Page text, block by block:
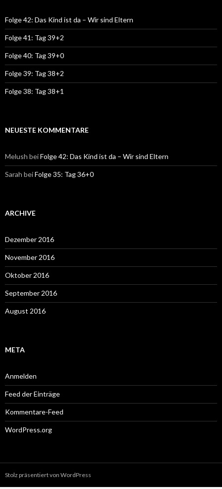
Folge 42: Das Kind ist da – Wir sind Eltern
Folge 41: Tag 39+2
Folge 40: Tag 39+0
Folge 39: Tag 38+2
Folge 38: Tag 38+1
NEUESTE KOMMENTARE
Melush beiFolge 42: Das Kind ist da – Wir sind Eltern
Sarah beiFolge 35: Tag 36+0
ARCHIVE
Dezember 2016
November 2016
Oktober 2016
September 2016
August 2016
META
Anmelden
Feed der Einträge
Kommentare-Feed
WordPress.org
Stolz präsentiert von WordPress